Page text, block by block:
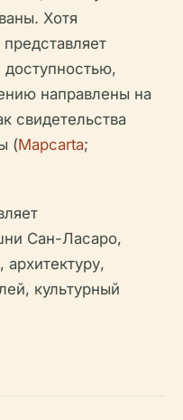
Хотя
направлены на
свидетельства
(Mapcarta;
Сан-Ласаро,
культурный